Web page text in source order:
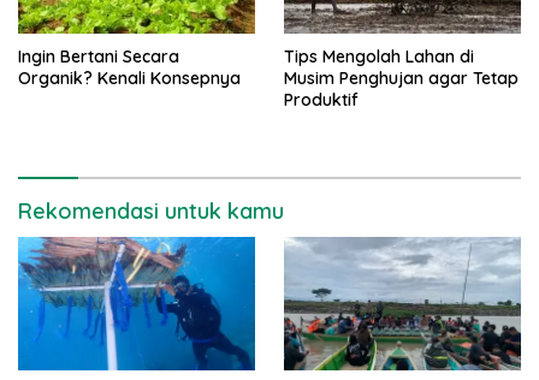
Ingin Bertani Secara
Organik? Kenali Konsepnya
Tips Mengolah Lahan di
Musim Penghujan agar Tetap
Produktif
Rekomendasi untuk kamu